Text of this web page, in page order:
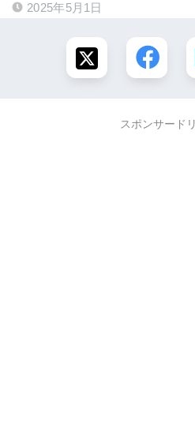
2025年5月1日
スポンサード